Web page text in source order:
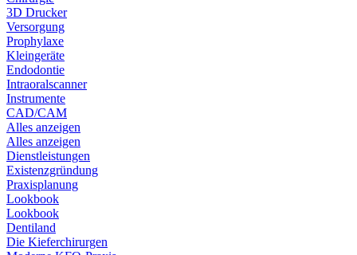
3D Drucker
Versorgung
Prophylaxe
Kleingeräte
Endodontie
Intraoralscanner
Instrumente
CAD/CAM
Alles anzeigen
Alles anzeigen
Dienstleistungen
Existenzgründung
Praxisplanung
Lookbook
Lookbook
Dentiland
Die Kieferchirurgen